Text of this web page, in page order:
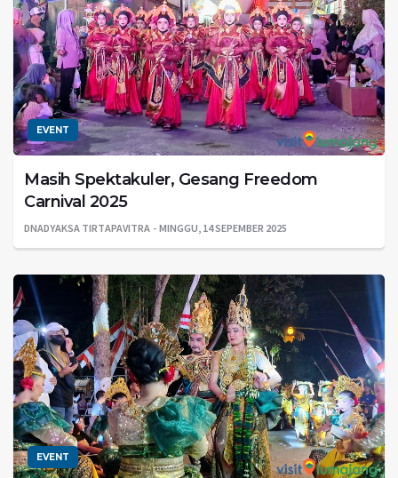
EVENT
Masih Spektakuler, Gesang Freedom
Carnival 2025
DNADYAKSA TIRTAPAVITRA MINGGU, 14 SEPEMBER 2025
EVENT